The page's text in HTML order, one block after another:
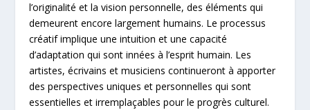
l’originalité et la vision personnelle, des éléments qui
demeurent encore largement humains. Le processus
créatif implique une intuition et une capacité
d’adaptation qui sont innées à l’esprit humain. Les
artistes, écrivains et musiciens continueront à apporter
des perspectives uniques et personnelles qui sont
essentielles et irremplaçables pour le progrès culturel.